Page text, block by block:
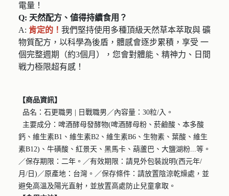
電量！
Q: 天然配方、値得持續食用？
A: 肯定的！ 我們堅持使用多種頂級天然草本萃取與 礦
物質配方，以科學為後盾，體感會逐步累積，享受 一
個完整週期（約3個月），您會對體能、精神力、日間
戦力極限超有感！
【商品資訊】
品名：石更職男 | 日戰職男／內容量：30粒/入。
主要成分：啤酒酵母發酵物(啤酒酵母粉、菸鹼酸、本多酸
鈣、維生素B1、維生素B2、維生素B6、生物素、葉酸、維生
素B12)、牛磺酸、紅景天、黑馬卡、葫蘆巴、大鹽湖粉...等。
／保存期限：二年。／有效期限：請見外包裝說明(西元年/
月/日)／原產地：台灣。／保存條件：請放置陰涼乾燥處，並
避免高溫及陽光直射，並放置高處防止兒童拿取。